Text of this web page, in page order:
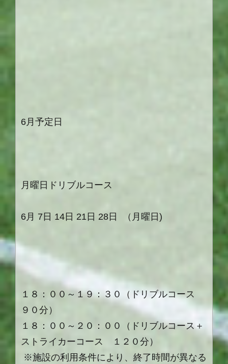
6月予定日
月曜日ドリブルコース
6月 7 日 14 日 21 日 28 日 （月曜日 )
１８：００～１９：３０（ドリブルコース
９０分）
１８：００～２０：００（ドリブルコース＋
ストライカーコース １２０分）
※施設の利用条件により、終了時間が異なる